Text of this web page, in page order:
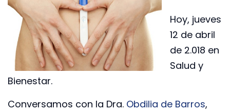
Hoy, jueves
12 de abril
de 2.018 en
Salud y
Bienestar.
Conversamos con la Dra. Obdilia de Barros,